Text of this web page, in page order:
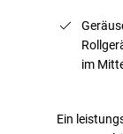
im
Ein